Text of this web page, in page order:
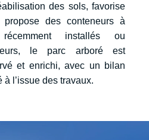
des sols, favorise
des conteneurs à
installés ou
le parc arboré est
et enrichi, avec un bilan
l’issue des travaux.